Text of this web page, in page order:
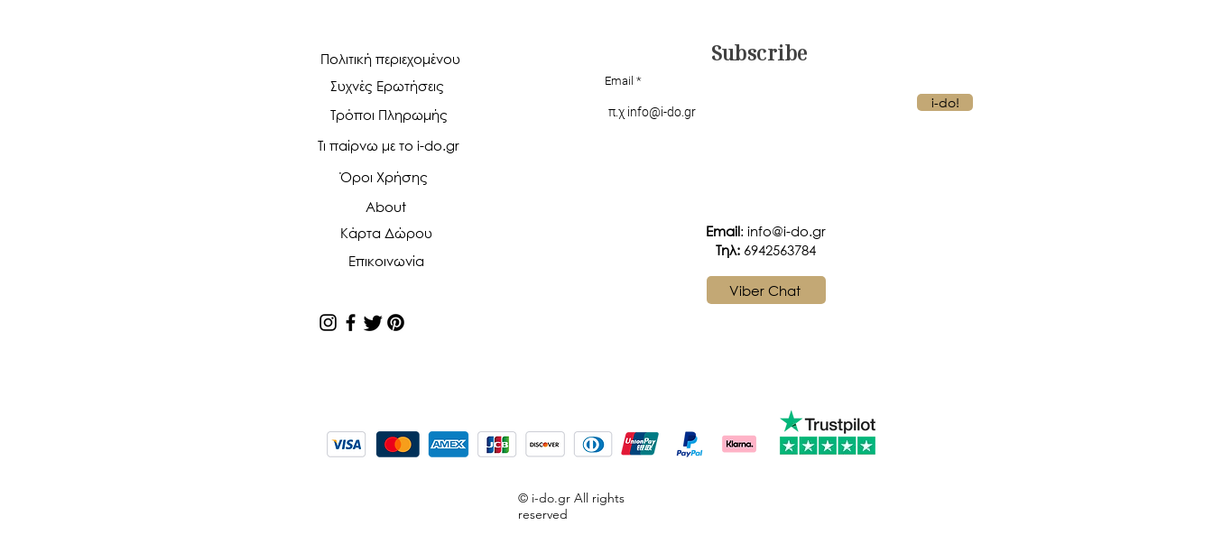
Πολιτική περιεχομένου
Συχνές Ερωτήσεις
Τρόποι Πληρωμής
Τι παίρνω με το i-do.gr
Όροι Χρήσης
About
Κάρτα Δώρου
Επικοινωνία
Subscribe
Email
i-do!
Email: info@i-do.gr
Tηλ:6942563784
Viber Chat
© i-do.gr All rights
reserved